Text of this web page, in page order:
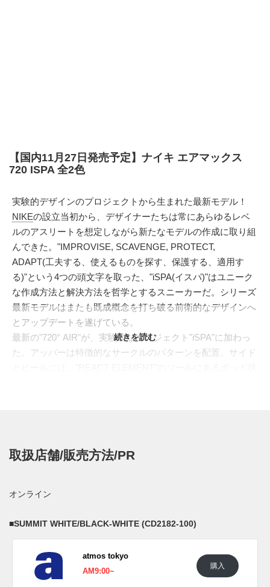
【国内11月27日発売予定】ナイキ エアマックス
720 ISPA 全2色
実験的デザインのプロジェクトから生まれた最新モデル！
NIKEの設立当初から、デザイナーたちは常にあらゆるレベ
ルのアスリートを想定しながら新たなモデルの作成に取り組
んできた。"IMPROVISE, SCAVENGE, PROTECT,
ADAPT(工夫する、使えるものを探す、保護する、適用す
る)"という4つの頭文字を取った、"iSPA(イスパ)"はユニーク
な作成方法と解決方法を哲学とするスニーカーだ。シリーズ
最新モデルはまたも既成概念を打ち破る前衛的なデザインへ
とアップデートを遂げている。
最新の"720° AIR"が、実験的なプロジェクト"iSPA"に加わっ
た。アッパーは特徴的なサークルのパターンを配置。サイド
海外では2019年9月7日より発売予定。価格は$209。
定。価格は23,100円(税込)。 また新たな情報が入り次第、ス
SUMMIT WHITE/BLACK-WHITE (CD2182-100)
BLACK/REFLECT SILVER (CD2182-001)
続きを読む
取扱店舗/販売方法/PR
オンライン
■SUMMIT WHITE/BLACK-WHITE (CD2182-100)
atmos tokyo
AM9:00~
購入